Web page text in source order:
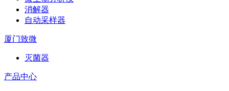
消解器
自动采样器
厦门致微
灭菌器
产品中心